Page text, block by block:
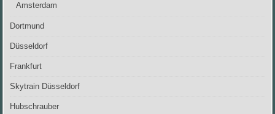
Amsterdam
Dortmund
Düsseldorf
Frankfurt
Skytrain Düsseldorf
Hubschrauber